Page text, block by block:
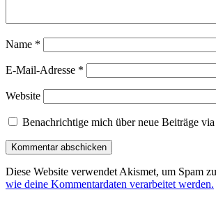
Name *
E-Mail-Adresse *
Website
Benachrichtige mich über neue Beiträge
Diese Website verwendet Akismet, um Spam
wie deine Kommentardaten verarbeitet werden.